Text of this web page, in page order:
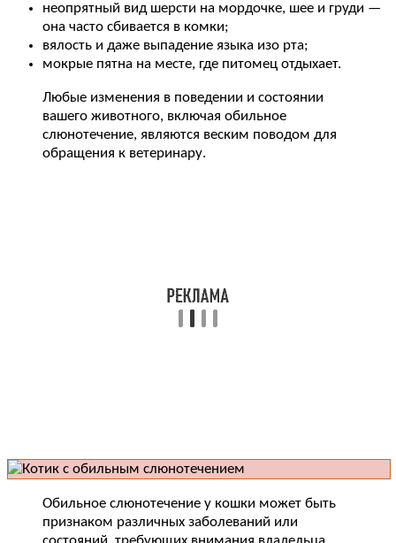
неопрятный вид шерсти на мордочке, шее и груди —
она часто сбивается в комки;
вялость и даже выпадение языка изо рта;
мокрые пятна на месте, где питомец отдыхает.
Любые изменения в поведении и состоянии
вашего животного, включая обильное
слюнотечение, являются веским поводом для
обращения к ветеринару.
Обильное слюнотечение у кошки может быть
признаком различных заболеваний или